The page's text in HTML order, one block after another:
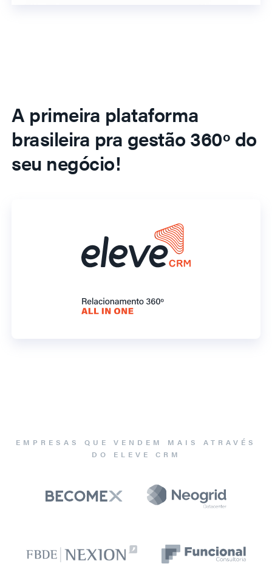
A primeira plataforma
brasileira pra gestão 360º do
seu negócio!
EMPRESAS QUE VENDEM MAIS ATRAVÉS
DO ELEVE CRM